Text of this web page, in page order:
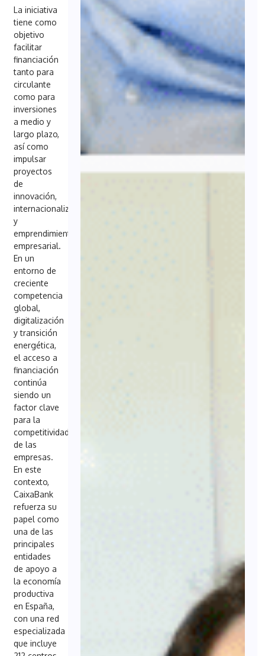
La iniciativa
tiene como
objetivo
facilitar
financiación
tanto para
circulante
como para
inversiones
a medio y
largo plazo,
así como
impulsar
proyectos
de
innovación,
internacionalización
y
emprendimiento
empresarial.
En un
entorno de
creciente
competencia
global,
digitalización
y transición
energética,
el acceso a
financiación
continúa
siendo un
factor clave
para la
competitividad
de las
empresas.
En este
contexto,
CaixaBank
refuerza su
papel como
una de las
principales
entidades
de apoyo a
la economía
productiva
en España,
con una red
especializada
que incluye